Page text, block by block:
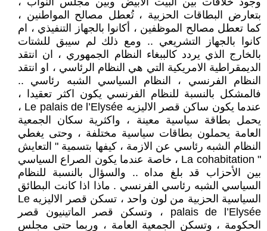
بتعارض البطاقات الحزبية ، تُعطل مصالح المواطنين ،
كما تعطل مصالح الموظفين ، أكانوا بالجهاز التنفيذي ، ام
كانوا بالجهاز التشريعي .. ومع ذلك لم سيبق للشتات
بالخارج الذي يردد كالببغاء النظام الجمهوري ، ان انتقد
الديمقراطية الامريكية التي هي النظام الرئاسي ، او انتقد
النظام الفرنسي ، النظام السياسي الشبه رئاسي ..
فالمشكل بالنسبة للنظام الفرنسي يكون اكثر تعقيدا ،
عندما يكون ساكن قصر الاليزيه Le palais de l’Elysée ،
يحمل بطاقة سياسية معينة ، واكثرية سكان الجمعية
العامة يحملون بطاقات سياسية مختلفة ، وحتى يغطي
النظام الشبه رئاسي عن الازمة ، كيفها بتسمية " التعايش
" La cohabitation ، خاصة عندما يكون الصراع السياسي
بين الأحزاب قد بلغ مداه .. والسؤال بالنسبة للنظام
السياسي الشبه رئاسي الفرنسي . ماذا اذا كانت البطائق
السياسية الحزبية من لون واحد ، تسكن قصر الاليزيه Le
palais de l’Elysée ، وتسكن قصر الماتينيون قصر
الحكومة ، وتسكن الجمعية العامة ، وربما حتى مجلس